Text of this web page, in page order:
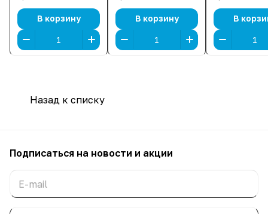
подсветка,
черная]
В корзину В корзину
подсветка,
Желтый]
В
Назад к списку
Подписаться на новости и акции